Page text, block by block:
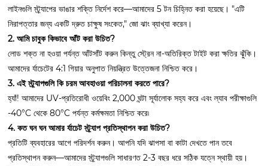
লাইনগুলি স্ট্র্যাপের ভাঙার শক্তি নির্দেশ করে—আমাদের 5 টন চিহ্নিত করা হয়েছে। "এটি
নিরাপত্তার জন্য একটি দ্রুত চাক্ষুষ সংকেত," জো ঝাং ব্যাখ্যা করেন।
2. আমি চাবুক কিভাবে আঁট করা উচিত?
লোড শক্ত না হওয়া পর্যন্ত আঁটসাঁট করুন কিন্তু স্ট্রেন না-অতিরিক্ত টাইট করা ক্ষতির ঝুঁকি।
আমাদের র্যাচেটের 4:1 গিয়ার অনুপাত নিয়ন্ত্রিত উত্তেজনা নিশ্চিত করে।
3. এই স্ট্র্যাপগুলি কি চরম আবহাওয়া পরিচালনা করতে পারে?
হ্যাঁ! আমাদের UV-প্রতিরোধী ওয়েবিং 2,000 ঘন্টা সূর্যালোক সহ্য করে এবং ল্যাব পরীক্ষাগুলি
-40°C থেকে 80°C পর্যন্ত কর্মক্ষমতা নিশ্চিত করে৷
4. কত ঘন ঘন আমার র্যাচেট স্ট্র্যাপ প্রতিস্থাপন করা উচিত?
প্রতিটি ব্যবহারের আগে পরিদর্শন করুন। আপনি যদি ঝাপসা বা কাটা দেখতে পান তবে
প্রতিস্থাপন করুন—আমাদের স্ট্র্যাপগুলি সাধারণত 2-3 বছর ধরে সঠিক যত্নে স্থায়ী হয়।